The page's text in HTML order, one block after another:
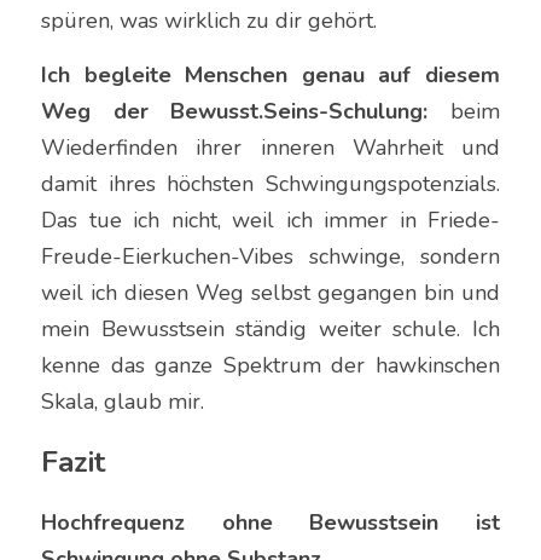
spüren, was wirklich zu dir gehört.
Ich begleite Menschen genau auf diesem
Weg der Bewusst.Seins-Schulung: beim
Wiederfinden ihrer inneren Wahrheit und
damit ihres höchsten Schwingungspotenzials.
Das tue ich nicht, weil ich immer in Friede-
Freude-Eierkuchen-Vibes schwinge, sondern
weil ich diesen Weg selbst gegangen bin und
mein Bewusstsein ständig weiter schule. Ich
kenne das ganze Spektrum der hawkinschen
Skala, glaub mir.
Fazit
Hochfrequenz ohne Bewusstsein ist